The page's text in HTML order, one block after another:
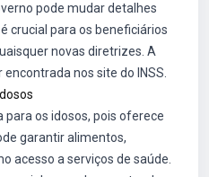
pode mudar detalhes
crucial para os beneficiários
novas diretrizes. A
nos site do INSS.
para os idosos, pois oferece
garantir alimentos,
acesso a serviços de saúde.